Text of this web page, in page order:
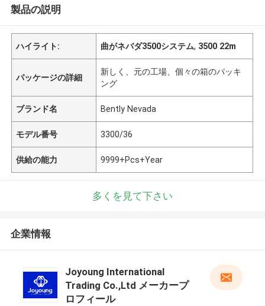
製品の説明
ハイライト: 曲がネバダ3500システム, 3500 22m
パッケージの詳細
新しく、元の工場、個々の箱のパッキ
ング
ブランド名 Bently Nevada
モデル番号 3300/36
供給の能力 9999+Pcs+Year
多くを見て下さい
企業情報
Joyoung International
Trading Co.,Ltd メーカープ
ロフィール